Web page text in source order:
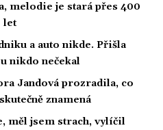
melodie je stará přes 400
let
a auto nikde. Přišla
nikdo nečekal
Jandová prozradila, co
znamená
měl jsem strach, vylíčil